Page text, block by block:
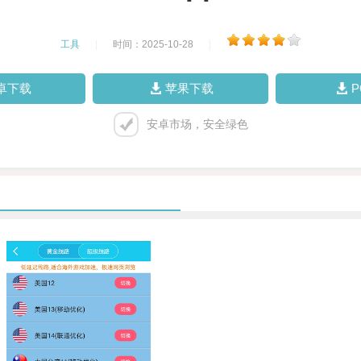
工具 时间：2025-10-28
下载 苹果下载
安卓市场，安全绿色